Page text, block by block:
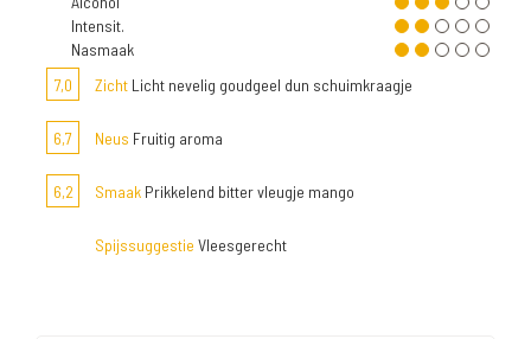
Intensit.
Nasmaak
7,0
Zicht Licht nevelig goudgeel dun schuimkraagje
6,7 Neus Fruitig aroma
6,2 Smaak Prikkelend bitter vleugje mango
Spijssuggestie Vleesgerecht